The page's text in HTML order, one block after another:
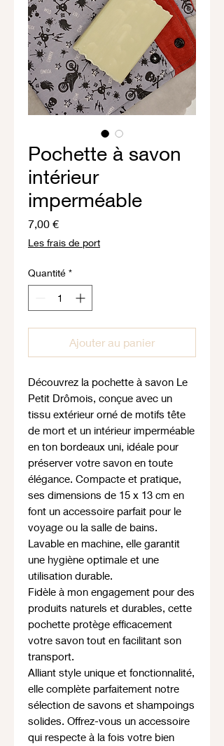
Pochette à savon
intérieur
imperméable
7,00 €Prix
Les frais de port
Quantité *
Ajouter au panier
Découvrez la pochette à savon Le
Petit Drômois, conçue avec un
tissu extérieur orné de motifs tête
de mort et un intérieur imperméable
en ton bordeaux uni, idéale pour
préserver votre savon en toute
élégance. Compacte et pratique,
ses dimensions de 15 x 13 cm en
font un accessoire parfait pour le
voyage ou la salle de bains.
Lavable en machine, elle garantit
une hygiène optimale et une
utilisation durable.
Fidèle à mon engagement pour des
produits naturels et durables, cette
pochette protège efficacement
votre savon tout en facilitant son
transport.
Alliant style unique et fonctionnalité,
elle complète parfaitement notre
sélection de savons et shampoings
solides. Offrez-vous un accessoire
qui respecte à la fois votre bien